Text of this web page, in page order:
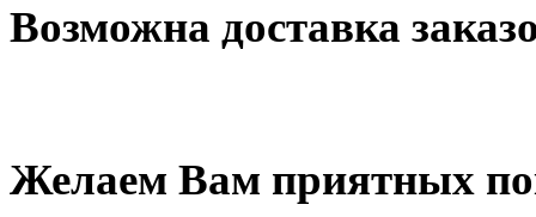
Возможна доставка
Желаем Вам приятных